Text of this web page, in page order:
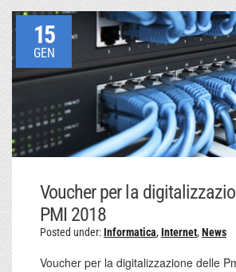
15
GEN
Voucher per la
PMI 2018
Posted under:Informatica, Internet, News
Voucher per la digitalizzazione delle